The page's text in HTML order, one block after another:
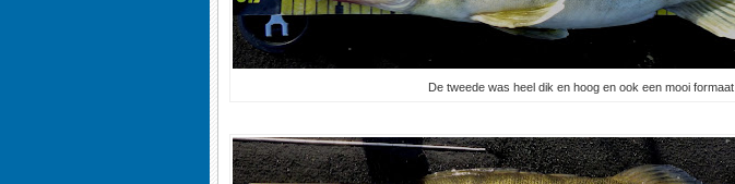
De tweede was heel dik en hoog en ook een mooi formaat.